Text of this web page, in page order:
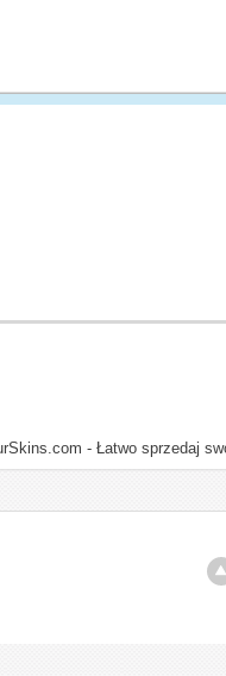
- Łatwo sprzedaj